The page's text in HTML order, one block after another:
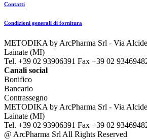
Contatti
Condizioni generali di fornitura
METODIKA by ArcPharma Srl - Via
Lainate (MI)
Tel. +39 02 93906391 Fax +39 02
Canali social
Bonifico
Bancario
Contrassegno
METODIKA by ArcPharma Srl - Via
Lainate (MI)
Tel. +39 02 93906391 Fax +39 02
@ ArcPharma Srl All Rights Reserved